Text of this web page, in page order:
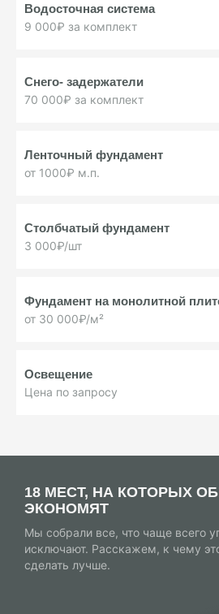
Водосточная система
9 000₽ за комплект
Снего- задержатели
70 000₽ за комплект
Ленточный фундамент
от 1000₽ м.п.
Столбчатый фундамент
3 000₽/шт
Фундамент на монолитной
от 30 000₽/м²
Освещение
Цена по запросу
18 МЕСТ, НА КОТОРЫХ
ЭКОНОМЯТ
Мы собрали все, что чаще всего
исключают. Расскажем, к чему
сделать лучше.